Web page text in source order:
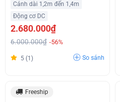
Cánh dài 1,2m đến 1,4m
Động cơ DC
2.680.000₫
6.000.000₫ -56%
5 (1) So sánh
Freeship